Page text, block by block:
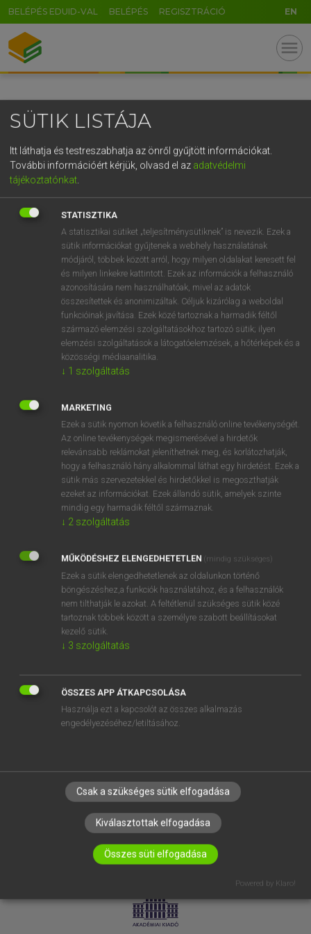
BELÉPÉS EDUID-VAL BELÉPÉS REGISZTRÁCIÓ EN
menu
OOOOPS!
SZOTAR.NET APPLIKÁCIÓ
MICROSOFT OFFICE BŐVÍTMÉNY
BEÉPÜLŐ SZÓTÁRMODUL
ONLINE NYELVVIZSGA
EGYÉNI FELHASZNÁLÓKNAK
TANULÓKNAK
OKTATÁSI INTÉZMÉNYEKNEK
VÁLLALATI MEGOLDÁSOK
RÓLUNK
ELÉRHETŐSÉG
SÜTI BEÁLLÍTÁSOK
LICENCSZERZŐDÉS ADATVÉDELEM
SÜTIK LISTÁJA
Itt láthatja és testreszabhatja az önről gyűjtött információkat.
További információért kérjük, olvasd el az adatvédelmi
tájékoztatónkat
STATISZTIKA
A statisztikai sütiket „teljesítménysütiknek” is nevezik. Ezek a
sütik információkat gyűjtenek a webhely használatának
módjáról, többek között arról, hogy milyen oldalakat keresett fel
és milyen linkekre kattintott. Ezek az információk a felhasználó
azonosítására nem használhatóak, mivel az adatok
összesítettek és anonimizáltak. Céljuk kizárólag a weboldal
funkcióinak javítása. Ezek közé tartoznak a harmadik féltől
származó elemzési szolgáltatásokhoz tartozó sütik; ilyen
elemzési szolgáltatások a látogatóelemzések, a hőtérképek és a
közösségi médiaanalitika.
↓ 1 szolgáltatás
MARKETING
Ezek a sütik nyomon követik a felhasználó online tevékenységét.
Az online tevékenységek megismerésével a hirdetők
relevánsabb reklámokat jeleníthetnek meg, és korlátozhatják,
hogy a felhasználó hány alkalommal láthat egy hirdetést. Ezek a
sütik más szervezetekkel és hirdetőkkel is megoszthatják
ezeket az információkat. Ezek állandó sütik, amelyek szinte
mindig egy harmadik féltől származnak.
↓ 2 szolgáltatás
MŰKÖDÉSHEZ ELENGEDHETETLEN (mindig szükséges)
Ezek a sütik elengedhetetlenek az oldalunkon történő
böngészéshez,a funkciók használatához, és a felhasználók
nem tilthatják le azokat. A feltétlenül szükséges sütik közé
tartoznak többek között a személyre szabott beállításokat
kezelő sütik.
↓ 3 szolgáltatás
ÖSSZES APP ÁTKAPCSOLÁSA
Használja ezt a kapcsolót az összes alkalmazás
engedélyezéséhez/letiltásához.
Csak a szükséges sütik elfogadása
Kiválasztottak elfogadása
Összes süti elfogadása
Powered by Klaro!
GR
5
g h k l
v b n m , . - AltGr